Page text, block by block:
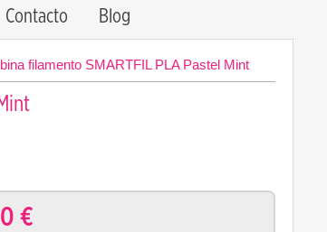
Contacto Blog
filamento SMARTFIL PLA Pastel Mint
€